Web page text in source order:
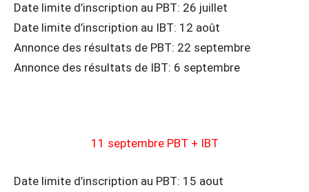
Date limite d’inscription au PBT: 26 juillet
Date limite d’inscription au IBT: 12 août
Annonce des résultats de PBT: 22 septembre
Annonce des résultats de IBT: 6 septembre
11 septembre PBT + IBT
Date limite d’inscription au PBT: 15 aout